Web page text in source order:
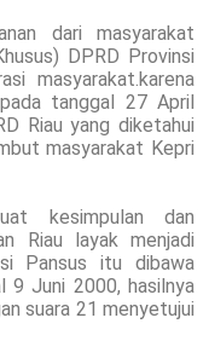
dari masyarakat
DPRD Provinsi
masyarakat.karena
tanggal 27 April
Riau yang diketahui
masyarakat Kepri
kesimpulan dan
Riau layak menjadi
Pansus itu dibawa
9 Juni 2000, hasilnya
suara 21 menyetujui